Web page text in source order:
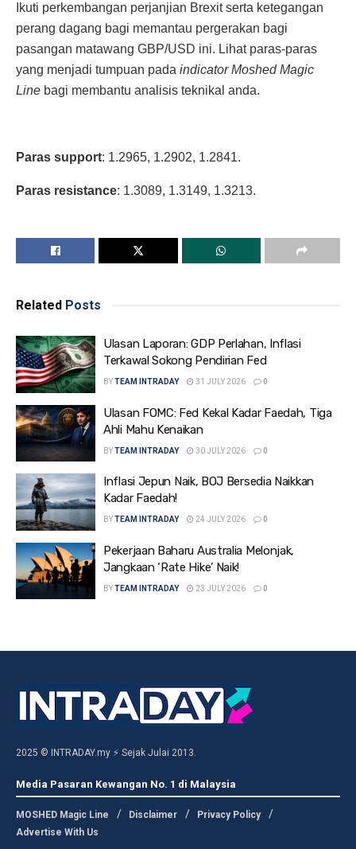
Ikuti perkembangan perjanjian Brexit serta ketegangan
perang dagang bagi memantau pergerakan bagi
pasangan matawang GBP/USD ini. Lihat paras-paras
yang menjadi tumpuan pada indicator Moshed Magic
Line bagi membantu analisis teknikal anda.
Paras support: 1.2965, 1.2902, 1.2841.
Paras resistance: 1.3089, 1.3149, 1.3213.
Related Posts
Ulasan Laporan: GDP Perlahan, Inflasi
Terkawal Sokong Pendirian Fed
BYTEAM INTRADAY 31 JULY 2026 0
Ulasan FOMC: Fed Kekal Kadar Faedah, Tiga
Ahli Mahu Kenaikan
BYTEAM INTRADAY 30 JULY 2026 0
Inflasi Jepun Naik, BOJ Bersedia Naikkan
Kadar Faedah!
BYTEAM INTRADAY 24 JULY 2026 0
Pekerjaan Baharu Australia Melonjak,
Jangkaan ‘Rate Hike’ Naik!
BYTEAM INTRADAY 23 JULY 2026 0
2025 © INTRADAY.my ⚡ Sejak Julai 2013.
Media Pasaran Kewangan No. 1 di Malaysia
MOSHED Magic Line Disclaimer
Privacy Policy
Advertise With Us